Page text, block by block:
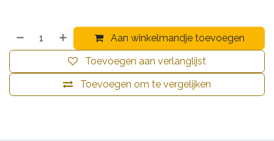
Aan winkelmandje toevoegen
Toevoegen om te vergelijken
Toevoegen aan verlanglijst